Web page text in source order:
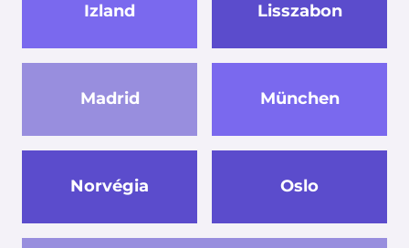
Izland Lisszabon
Madrid München
Norvégia Oslo